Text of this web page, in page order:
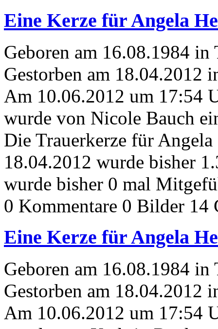
Eine Kerze für Angela
Geboren am 16.08.1984 in
Gestorben am 18.04.2012
Am 10.06.2012 um 17:54
wurde von Nicole Bauch
Die Trauerkerze für
18.04.2012 wurde bisher
wurde bisher 0 mal
0 Kommentare 0 Bilder 14
Eine Kerze für Angela
Geboren am 16.08.1984 in
Gestorben am 18.04.2012
Am 10.06.2012 um 17:54